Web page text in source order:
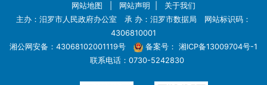
网站地图 网站声明
关于我们
主办：汨罗市人民政府办公室 承 办：汨罗市数据局 网站标识码：
4306810001
湘公网安备：43068102001119号
备案号： 湘ICP备13009704号-1
联系电话：0730-5242830